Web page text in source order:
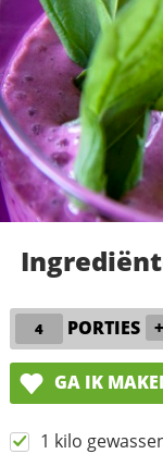
PORTIES +
GA IK
1 kilo